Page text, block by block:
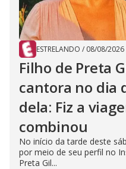
ESTRELANDO / 08/08/2026
Filho de Preta
cantora no dia
dela: Fiz a
combinou
No início da tarde deste
por meio de seu perfil no
Preta Gil...